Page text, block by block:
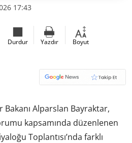
17:43
Durdur Yazdır Boyut
Bakanı Alparslan Bayraktar,
kapsamında düzenlenen
Toplantısı’nda farklı